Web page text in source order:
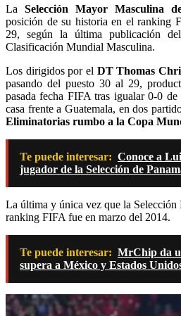
La Selección Mayor Masculina
posición de su historia en el ranking
29, según la última publicación
Clasificación Mundial Masculina.
Los dirigidos por el DT Thomas
pasando del puesto 30 al 29,
pasada fecha FIFA tras igualar 0-0
casa frente a Guatemala, en dos
Eliminatorias rumbo a la Copa
Te puede interesar: Conoce a
jugador de la Selección de
La última y única vez que la
ranking FIFA fue en marzo del 2014.
Te puede interesar: MrChip da
supera a México y Estados